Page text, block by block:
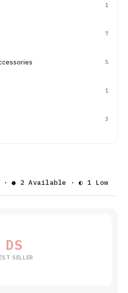
1
7
5
1
3
· ● 2 Available · ◐ 1 Low
DS
SELLER